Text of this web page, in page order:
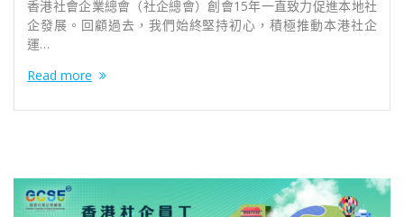
香港社會企業總會（社企總會）創會15年一直致力促進本地社
企發展。回顧過去，我們始終堅持初心，積極推動本港社企
運…
Read more